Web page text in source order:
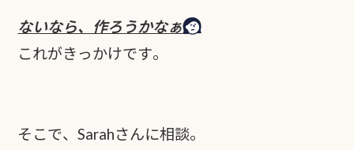
ないなら、作ろうかなぁ
これがきっかけです。
そこで、Sarahさんに相談。